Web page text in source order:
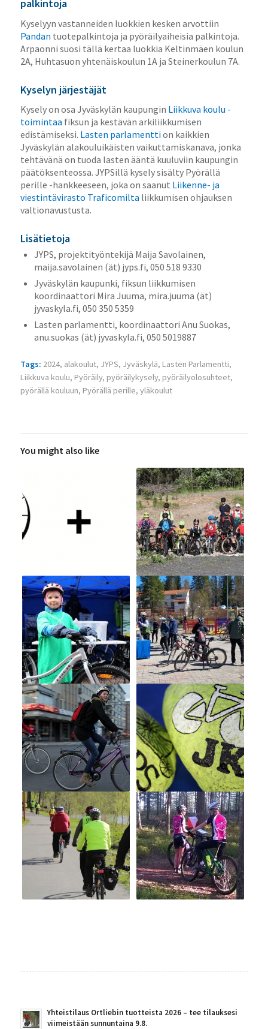
palkintoja
Kyselyyn vastanneiden luokkien kesken arvottiin
Pandan tuotepalkintoja ja pyöräilyaiheisia palkintoja.
Arpaonni suosi tällä kertaa luokkia Keltinmäen koulun
2A, Huhtasuon yhtenäiskoulun 1A ja Steinerkoulun 7A.
Kyselyn järjestäjät
Kysely on osa Jyväskylän kaupungin Liikkuva koulu -
toimintaa fiksun ja kestävän arkiliikkumisen
edistämiseksi. Lasten parlamenttion kaikkien
Jyväskylän alakouluikäisten vaikuttamiskanava, jonka
tehtävänä on tuoda lasten ääntä kuuluviin kaupungin
päätöksenteossa. JYPSillä kysely sisälty Pyörällä
perille -hankkeeseen, joka on saanut Liikenne- ja
viestintävirasto Traficomilta liikkumisen ohjauksen
valtionavustusta.
Lisätietoja
JYPS, projektityöntekijä Maija Savolainen,
maija.savolainen (ät) jyps.fi, 050 518 9330
Jyväskylän kaupunki, fiksun liikkumisen
koordinaattori Mira Juuma, mira.juuma (ät)
jyvaskyla.fi, 050 350 5359
Lasten parlamentti, koordinaattori Anu Suokas,
anu.suokas (ät) jyvaskyla.fi, 050 5019887
Tags: 2024, alakoulut, JYPS, Jyväskylä, Lasten Parlamentti,
Liikkuva koulu, Pyöräily, pyöräilykysely, pyöräilyolosuhteet,
pyörällä kouluun, Pyörällä perille, yläkoulut
You might also like
Yhteistilaus Ortliebin tuotteista 2026 – tee tilauksesi
viimeistään sunnuntaina 9.8.